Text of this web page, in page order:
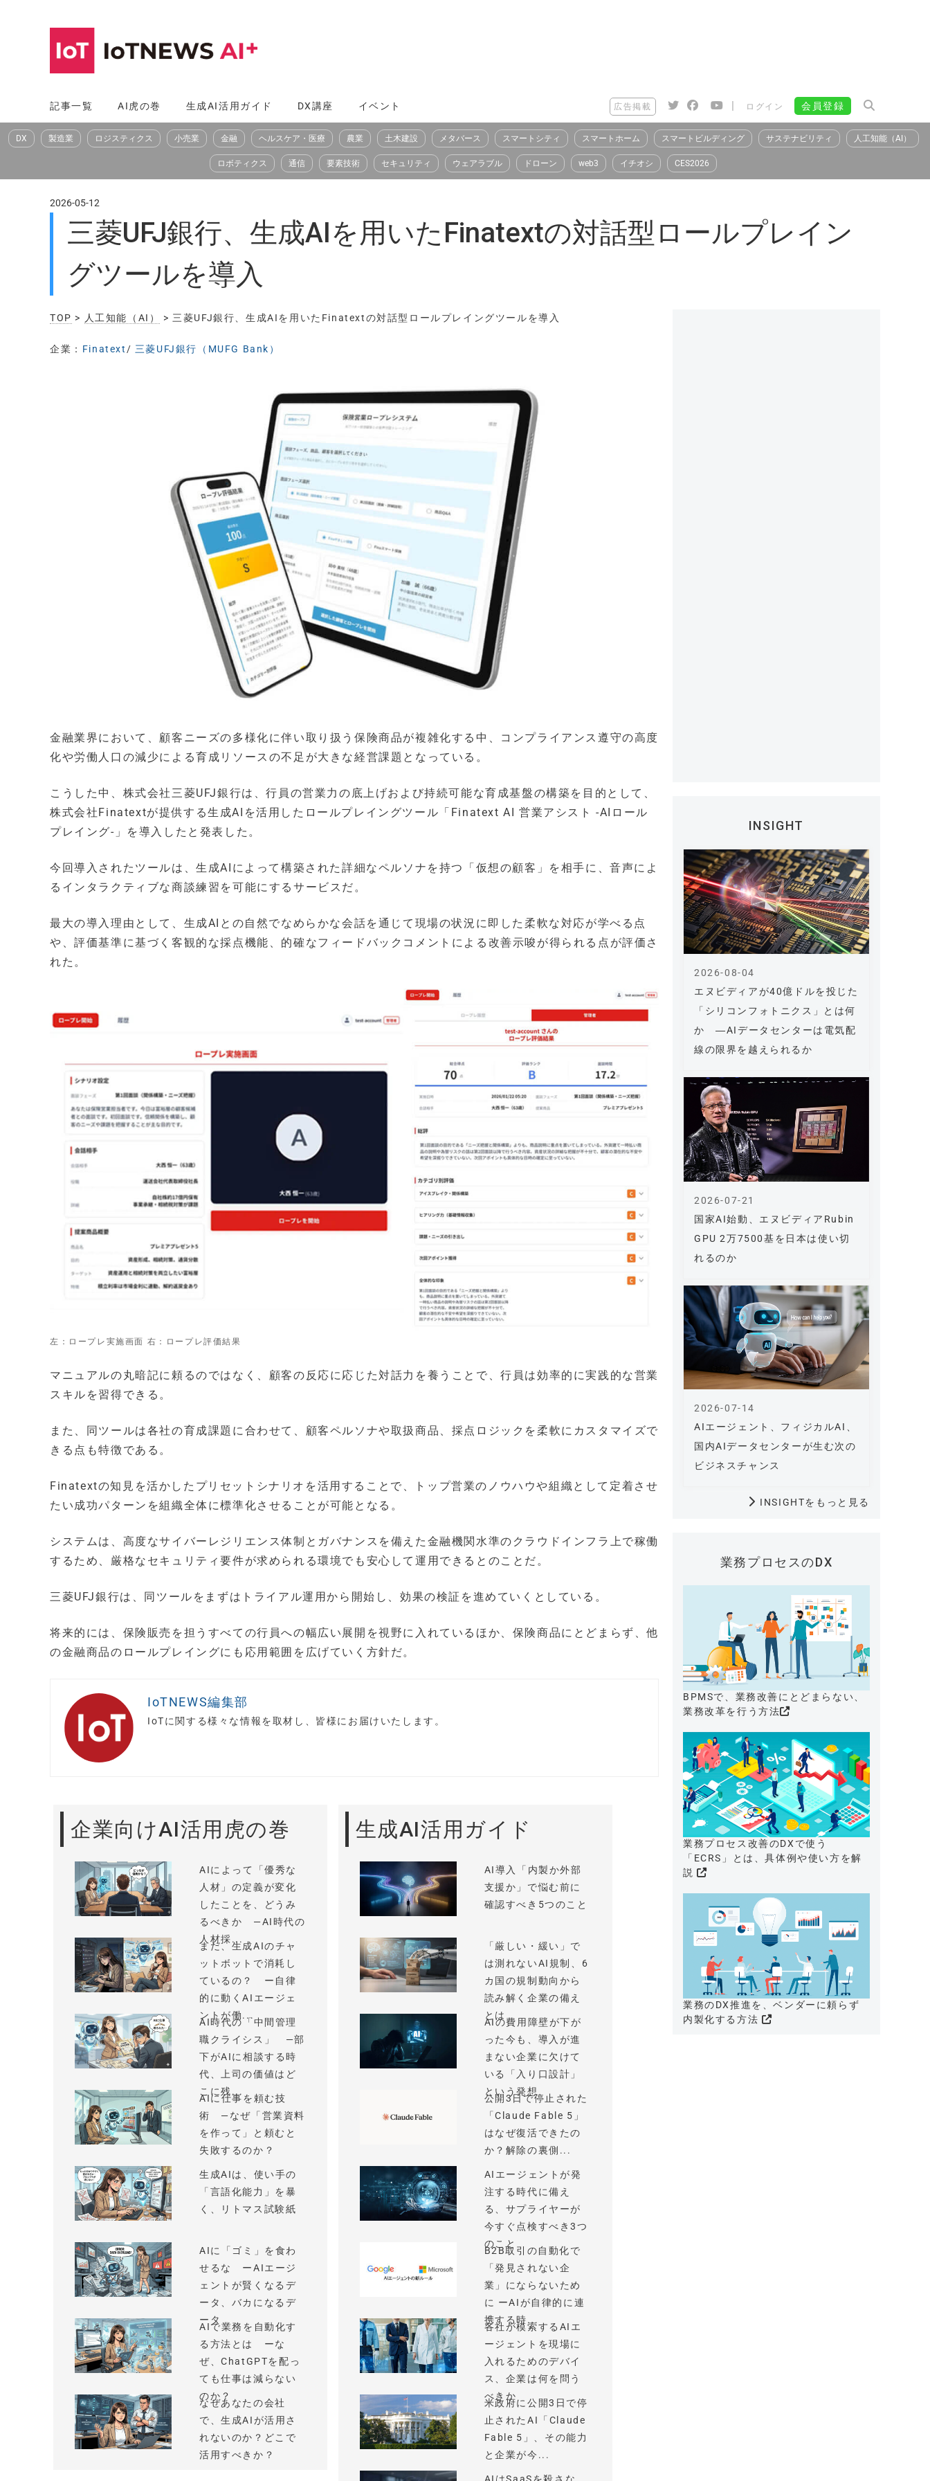
へ
ス
記事一覧 AI虎の巻 生成AI活用ガイド DX講座 イベント 広告掲載 | ログイン 会員登録
DX 製造業 ロジスティクス 小売業 金融 ヘルスケア・医療 農業 土木建設 メタバース スマートシティ スマートホーム スマートビルディング サステナビリティ 人工知能（AI）
ロボティクス 通信 要素技術 セキュリティ ウェアラブル ドローン web3 イチオシ CES2026
2026-05-12
三菱UFJ銀行、生成AIを用いたFinatextの対話型ロールプレイン
グツールを導入
TOP > 人工知能（AI） > 三菱UFJ銀行、生成AIを用いたFinatextの対話型ロールプレイングツールを導入
企業： Finatext / 三菱UFJ銀行（MUFG Bank）
金融業界において、顧客ニーズの多様化に伴い取り扱う保険商品が複雑化する中、コンプライアンス遵守の高度
化や労働人口の減少による育成リソースの不足が大きな経営課題となっている。
こうした中、株式会社三菱UFJ銀行は、行員の営業力の底上げおよび持続可能な育成基盤の構築を目的として、
株式会社Finatextが提供する生成AIを活用したロールプレイングツール「Finatext AI 営業アシスト -AIロール
プレイング-」を導入したと発表した。
今回導入されたツールは、生成AIによって構築された詳細なペルソナを持つ「仮想の顧客」を相手に、音声によ
るインタラクティブな商談練習を可能にするサービスだ。
最大の導入理由として、生成AIとの自然でなめらかな会話を通じて現場の状況に即した柔軟な対応が学べる点
や、評価基準に基づく客観的な採点機能、的確なフィードバックコメントによる改善示唆が得られる点が評価さ
れた。
左：ロープレ実施画面 右：ロープレ評価結果
マニュアルの丸暗記に頼るのではなく、顧客の反応に応じた対話力を養うことで、行員は効率的に実践的な営業
スキルを習得できる。
また、同ツールは各社の育成課題に合わせて、顧客ペルソナや取扱商品、採点ロジックを柔軟にカスタマイズで
きる点も特徴である。
Finatextの知見を活かしたプリセットシナリオを活用することで、トップ営業のノウハウや組織として定着させ
たい成功パターンを組織全体に標準化させることが可能となる。
システムは、高度なサイバーレジリエンス体制とガバナンスを備えた金融機関水準のクラウドインフラ上で稼働
するため、厳格なセキュリティ要件が求められる環境でも安心して運用できるとのことだ。
三菱UFJ銀行は、同ツールをまずはトライアル運用から開始し、効果の検証を進めていくとしている。
将来的には、保険販売を担うすべての行員への幅広い展開を視野に入れているほか、保険商品にとどまらず、他
の金融商品のロールプレイングにも応用範囲を広げていく方針だ。
IoTNEWS編集部
IoTに関する様々な情報を取材し、皆様にお届けいたします。
企業向けAI活用虎の巻
AIによって「優秀な
人材」の定義が変化
したことを、どうみ
るべきか —AI時代の
人材採...
まだ、生成AIのチャ
ットボットで消耗し
ているの？ ー自律
的に動くAIエージェ
ントが働...
AI時代の「中間管理
職クライシス」 —部
下がAIに相談する時
代、上司の価値はど
こに残...
AIに仕事を頼む技
術 —なぜ「営業資料
を作って」と頼むと
失敗するのか？
生成AIは、使い手の
「言語化能力」を暴
く、リトマス試験紙
AIに「ゴミ」を食わ
せるな ーAIエージ
ェントが賢くなるデ
ータ、バカになるデ
ータ
AIで業務を自動化す
る方法とは ーな
ぜ、ChatGPTを配っ
ても仕事は減らない
のか？
なぜあなたの会社
で、生成AIが活用さ
れないのか？どこで
活用すべきか？
生成AI活用ガイド
AI導入「内製か外部
支援か」で悩む前に
確認すべき5つのこと
「厳しい・緩い」で
は測れないAI規制、6
カ国の規制動向から
読み解く企業の備え
とは
AIの費用障壁が下が
った今も、導入が進
まない企業に欠けて
いる「入り口設計」
という発想
公開3日で停止された
「Claude Fable 5」
はなぜ復活できたの
か？解除の裏側...
AIエージェントが発
注する時代に備え
る、サプライヤーが
今すぐ点検すべき3つ
のこと
B2B取引の自動化で
「発見されない企
業」にならないため
に ーAIが自律的に連
携する時...
各社が模索するAIエ
ージェントを現場に
入れるためのデバイ
ス、企業は何を問う
べきか
米政府に公開3日で停
止されたAI「Claude
Fable 5」、その能力
と企業が今...
INSIGHT
エヌビディアが40億ドルを投じた
「シリコンフォトニクス」とは何
か ―AIデータセンターは電気配
線の限界を越えられるか
2026-08-04
国家AI始動、エヌビディアRubin
GPU 2万7500基を日本は使い切
れるのか
2026-07-21
AIエージェント、フィジカルAI、
国内AIデータセンターが生む次の
ビジネスチャンス
2026-07-14
INSIGHTをもっと見る
業務プロセスのDX
BPMSで、業務改善にとどまらない、
業務改革を行う方法
業務プロセス改善のDXで使う
「ECRS」とは、具体例や使い方を解
説
業務のDX推進を、ベンダーに頼らず
内製化する方法